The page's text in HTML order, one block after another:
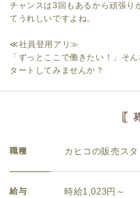
チャンスは3回もあるから頑張
てうれしいですよね。
≪社員登用アリ≫
「ずっとここで働きたい！」そ
タートしてみませんか？
職種 カヒコの販売スタ
給与
時給1,023円～